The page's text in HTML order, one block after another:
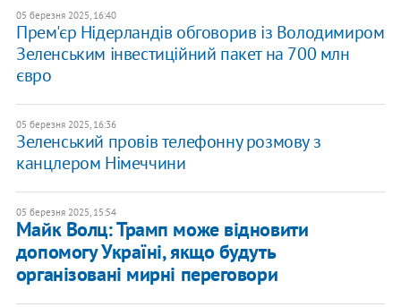
05 березня 2025, 16:40
Прем'єр Нідерландів обговорив із Володимиром
Зеленським інвестиційний пакет на 700 млн
євро
05 березня 2025, 16:36
Зеленський провів телефонну розмову з
канцлером Німеччини
05 березня 2025, 15:54
Майк Волц: Трамп може відновити
допомогу Україні, якщо будуть
організовані мирні переговори